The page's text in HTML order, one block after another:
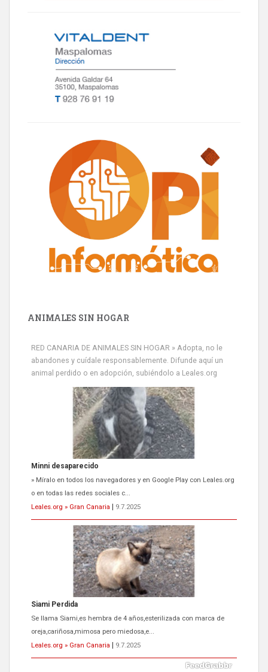
ANIMALES SIN HOGAR
RED CANARIA DE ANIMALES SIN HOGAR » Adopta, no le
abandones y cuídale responsablemente. Difunde aquí un
animal perdido o en adopción, subiéndolo a Leales.org
Minni desaparecido
» Míralo en todos los navegadores y en Google Play con Leales.org
o en todas las redes sociales c...
Leales.org » Gran Canaria
9.7.2025
Siami Perdida
Se llama Siami,es hembra de 4 años,esterilizada con marca de
oreja,cariñosa,mimosa pero miedosa,e...
Leales.org » Gran Canaria
9.7.2025